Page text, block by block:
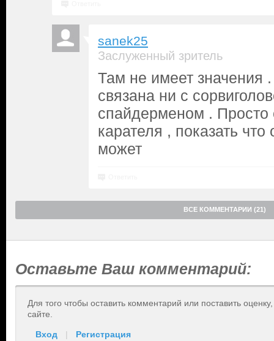
sanek25
Заслуженный зритель
Там не имеет значения
связана ни с
спайдерменом . Просто
карателя , показать что
может
ВСЕ КОММЕНТАРИИ (21)
Оставьте Ваш комментарий:
Для того чтобы оставить комментарий или поставить
сайте.
Вход | Регистрация